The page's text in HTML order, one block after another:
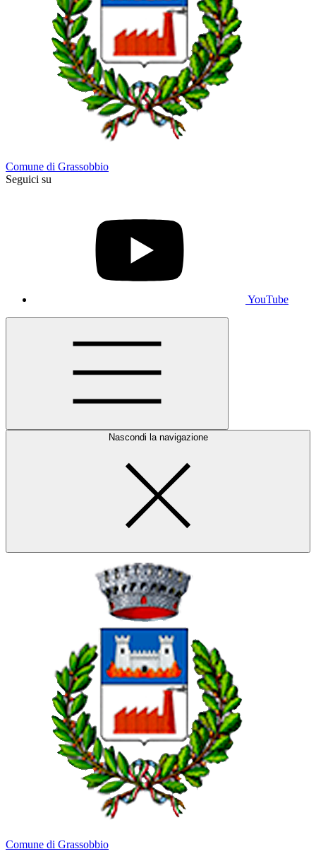
Comune di Grassobbio
Seguici su
YouTube
Nascondi la navigazione
Comune di Grassobbio